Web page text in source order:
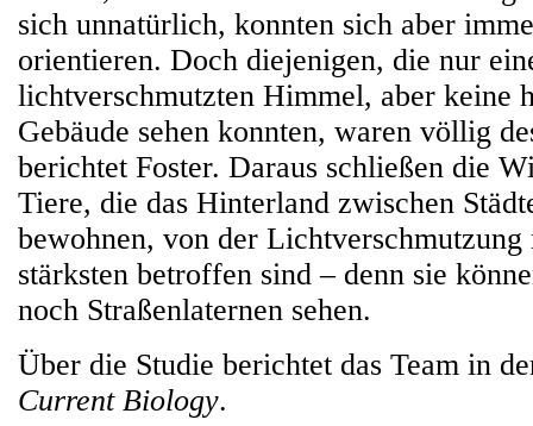
sich unnatürlich, konnten sich aber
orientieren. Doch diejenigen, die nur
lichtverschmutzten Himmel, aber keine
Gebäude sehen konnten, waren völlig
berichtet Foster. Daraus schließen die
Tiere, die das Hinterland zwischen
bewohnen, von der
stärksten betroffen sind – denn sie
noch Straßenlaternen sehen.
Über die Studie berichtet das Team in
Current Biology.